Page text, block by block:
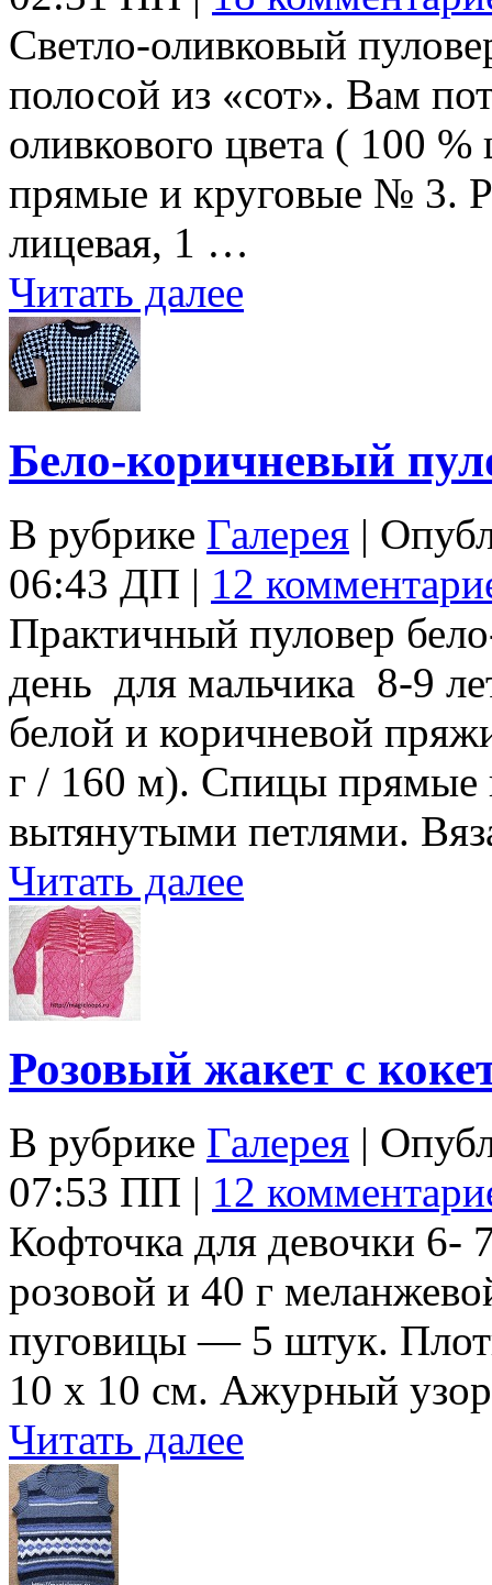
Светло-оливковый
полосой из «сот». Вам
оливкового цвета ( 100
прямые и круговые № 3.
лицевая, 1 …
Читать далее
Бело-коричневый
В рубрике Галерея |
06:43 ДП | 12
Практичный пуловер
день для мальчика 8-9
белой и коричневой
г / 160 м). Спицы прямые
вытянутыми петлями.
Читать далее
Розовый жакет с
В рубрике Галерея |
07:53 ПП | 12
Кофточка для девочки 6-
розовой и 40 г
пуговицы — 5 штук.
10 х 10 см. Ажурный
Читать далее